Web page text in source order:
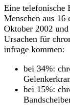
Eine telefonische
Menschen aus 16
Oktober 2002
Ursachen für
infrage kommen:
bei 34%:
bei 15%: